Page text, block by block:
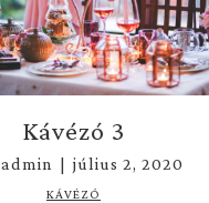
Kávézó 3
admin | július 2, 2020
KÁVÉZÓ